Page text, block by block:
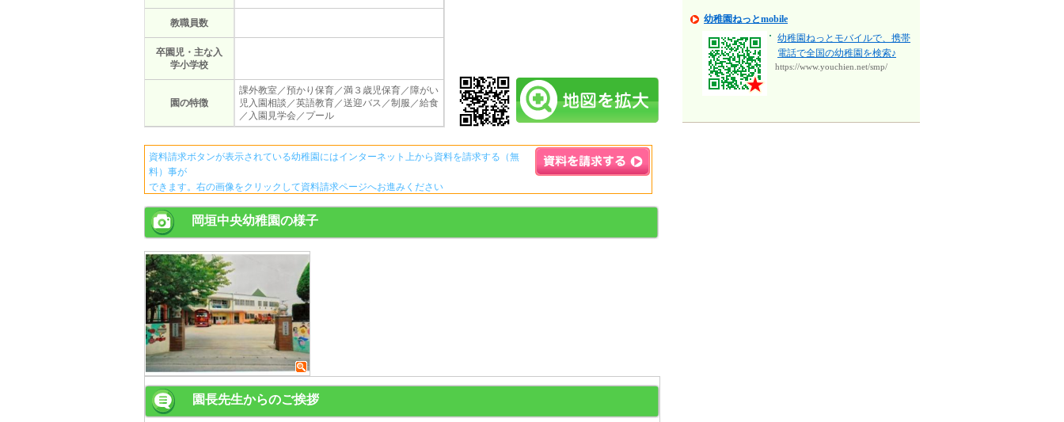
教職員数
卒園児・主な入
学小学校
園の特徴
課外教室／預かり保育／満３歳児保育／障がい
児入園相談／英語教育／送迎バス／制服／給食
／入園見学会／プール
資料請求ボタンが表示されている幼稚園にはインターネット上から資料を請求する（無
料）事が
できます。右の画像をクリックして資料請求ページへお進みください
岡垣中央幼稚園の様子
園長先生からのご挨拶
幼稚園ねっとmobile
幼稚園ねっとモバイルで、携帯
電話で全国の幼稚園を検索♪
https://www.youchien.net/smp/